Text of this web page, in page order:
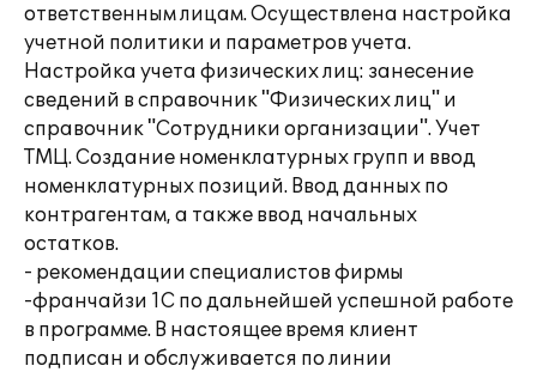
ответственным лицам. Осуществлена настройка
учетной политики и параметров учета.
Настройка учета физических лиц: занесение
сведений в справочник "Физических лиц" и
справочник "Сотрудники организации". Учет
ТМЦ. Создание номенклатурных групп и ввод
номенклатурных позиций. Ввод данных по
контрагентам, а также ввод начальных
остатков.
- рекомендации специалистов фирмы
-франчайзи 1С по дальнейшей успешной работе
в программе. В настоящее время клиент
подписан и обслуживается по линии